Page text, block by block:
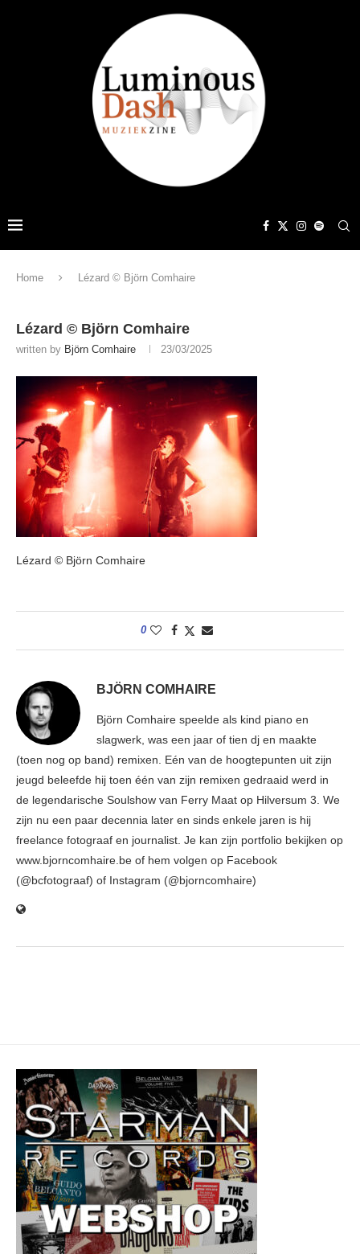
Home Lézard © Björn Comhaire
Lézard © Björn Comhaire
written by Björn Comhaire 23/03/2025
Lézard © Björn Comhaire
0
BJÖRN COMHAIRE
Björn Comhaire speelde als kind piano en
slagwerk, was een jaar of tien dj en maakte
(toen nog op band) remixen. Eén van de hoogtepunten uit zijn
jeugd beleefde hij toen één van zijn remixen gedraaid werd in
de legendarische Soulshow van Ferry Maat op Hilversum 3. We
zijn nu een paar decennia later en sinds enkele jaren is hij
freelance fotograaf en journalist. Je kan zijn portfolio bekijken op
www.bjorncomhaire.be of hem volgen op Facebook
(@bcfotograaf) of Instagram (@bjorncomhaire)